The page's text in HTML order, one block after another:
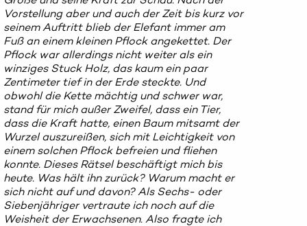
Vorstellung aber und auch der Zeit bis kurz vor
seinem Auftritt blieb der Elefant immer am
Fuß an einem kleinen Pflock angekettet. Der
Pflock war allerdings nicht weiter als ein
winziges Stuck Holz, das kaum ein paar
Zentimeter tief in der Erde steckte. Und
obwohl die Kette mächtig und schwer war,
stand für mich außer Zweifel, dass ein Tier,
dass die Kraft hatte, einen Baum mitsamt der
Wurzel auszureißen, sich mit Leichtigkeit von
einem solchen Pflock befreien und fliehen
konnte. Dieses Rätsel beschäftigt mich bis
heute. Was hält ihn zurück? Warum macht er
sich nicht auf und davon? Als Sechs- oder
Siebenjähriger vertraute ich noch auf die
Weisheit der Erwachsenen. Also fragte ich